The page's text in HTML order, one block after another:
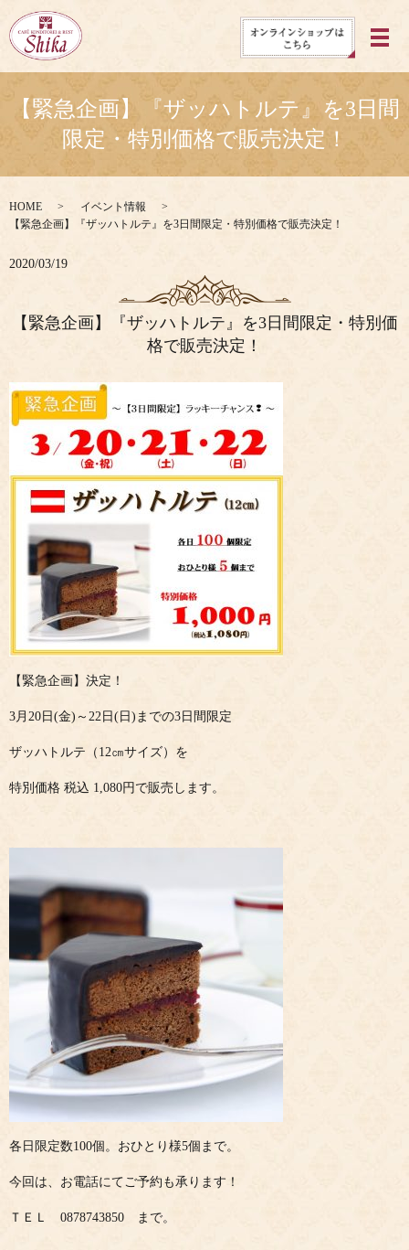
メ
【緊急企画】『ザッハトルテ』を3日間
限定・特別価格で販売決定！
HOME
イベント情報
【緊急企画】『ザッハトルテ』を3日間限定・特別価格で販売決定！
2020/03/19
【緊急企画】『ザッハトルテ』を3日間限定・特別価
格で販売決定！
【緊急企画】決定！
3月20日(金)～22日(日)までの3日間限定
ザッハトルテ（12㎝サイズ）を
特別価格 税込 1,080円で販売します。
各日限定数100個。おひとり様5個まで。
今回は、お電話にてご予約も承ります！
ＴＥＬ 0878743850 まで。